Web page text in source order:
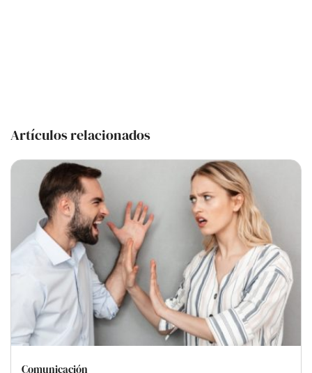
Artículos relacionados
Comunicación